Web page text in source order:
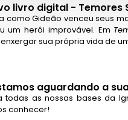
livro digital - Temores
como Gideão venceu seus
um herói improvável. Em
sua própria vida de
aguardando a
todas as nossas bases da
conhecer!